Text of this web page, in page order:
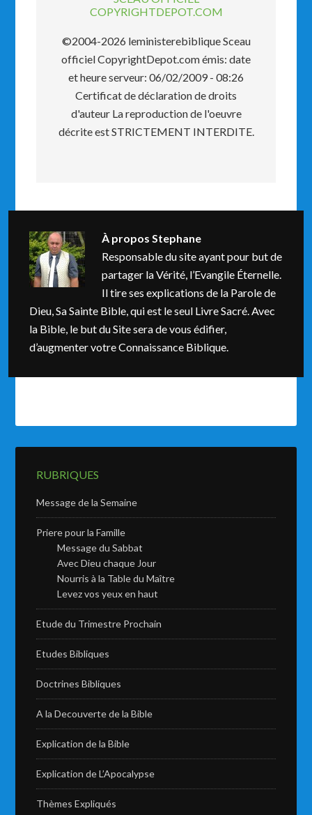
COPYRIGHTDEPOT.COM
©2004-2026 leministerebiblique Sceau
officiel CopyrightDepot.com émis: date
et heure serveur: 06/02/2009 - 08:26
Certificat de déclaration de droits
d'auteur La reproduction de l'oeuvre
décrite est STRICTEMENT INTERDITE.
À proposStephane
Responsable du site ayant pour but de
partager la Vérité, l’Evangile Éternelle.
Il tire ses explications de la Parole de
Dieu, Sa Sainte Bible, qui est le seul Livre Sacré. Avec
la Bible, le but du Site sera de vous édifier,
d’augmenter votre Connaissance Biblique.
RUBRIQUES
Message de la Semaine
Priere pour la Famille
Message du Sabbat
Avec Dieu chaque Jour
Nourris à la Table du Maître
Levez vos yeux en haut
Etude du Trimestre Prochain
Etudes Bibliques
Doctrines Bibliques
A la Decouverte de la Bible
Explication de la Bible
Explication de L’Apocalypse
Thèmes Expliqués